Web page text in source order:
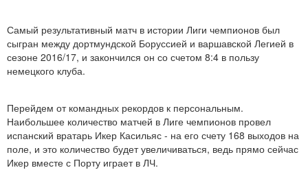
Самый результативный матч в истории Лиги чемпионов был
сыгран между дортмундской Боруссией и варшавской Легией в
сезоне 2016/17, и закончился он со счетом 8:4 в пользу
немецкого клуба.
Перейдем от командных рекордов к персональным.
Наибольшее количество матчей в Лиге чемпионов провел
испанский вратарь Икер Касильяс - на его счету 168 выходов на
поле, и это количество будет увеличиваться, ведь прямо сейчас
Икер вместе с Порту играет в ЛЧ.